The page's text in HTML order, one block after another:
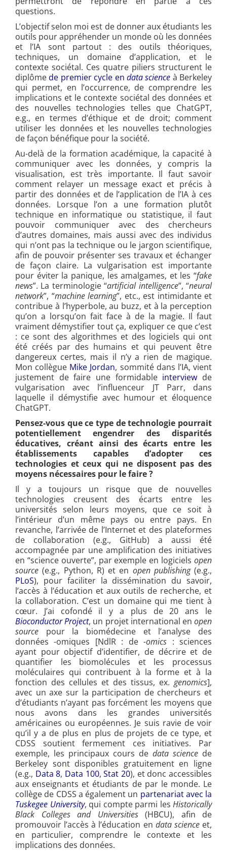
questions.
L’objectif selon moi est de donner aux étudiants les
outils pour appréhender un monde où les données
et l’IA sont partout : des outils théoriques,
techniques, un domaine d’application, et le
contexte sociétal. Ces quatre piliers structurent le
diplômede premier cycle en data science à Berkeley
qui permet, en l’occurrence, de comprendre les
implications et le contexte sociétal des données et
des nouvelles technologies telles que ChatGPT,
e.g., en termes d’éthique et de droit; comment
utiliser les données et les nouvelles technologies
de façon bénéfique pour la société.
Au-delà de la formation académique, la capacité à
communiquer avec les données, y compris la
visualisation, est très importante. Il faut savoir
comment relayer un message exact et précis à
partir des données et de l’application de l’IA à ces
données. Lorsque l’on a une formation plutôt
technique en informatique ou statistique, il faut
pouvoir communiquer avec des chercheurs
d’autres domaines, mais aussi avec des individus
qui n’ont pas la technique ou le jargon scientifique,
afin de pouvoir présenter ses travaux et échanger
de façon claire. La vulgarisation est importante
pour éviter la panique, les amalgames, et les “fake
news”. La terminologie “artificial intelligence”, “neural
network”, “machine learning”, etc., est intimidante et
contribue à l’hyperbole, au buzz, et à la perception
qu’on a lorsqu’on fait face à de la magie. Il faut
vraiment démystifier tout ça, expliquer ce que c’est
: ce sont des algorithmes et des logiciels qui ont
été créés par des humains et qui peuvent être
dangereux certes, mais il n’y a rien de magique.
Mon collègue Mike Jordan, sommité dans l’IA, vient
justement de faire une formidable interview de
vulgarisation avec l’influenceur JT Parr, dans
laquelle il démystifie avec humour et éloquence
ChatGPT.
Pensez-vous que ce type de technologie pourrait
potentiellement engendrer des disparités
éducatives, créant ainsi des écarts entre les
établissements capables d’adopter ces
technologies et ceux qui ne disposent pas des
moyens nécessaires pour le faire ?
Il y a toujours un risque que de nouvelles
technologies creusent des écarts entre les
universités selon leurs moyens, que ce soit à
l’intérieur d’un même pays ou entre pays. En
revanche, l’arrivée de l’Internet et des plateformes
de collaboration (e.g., GitHub) a aussi été
accompagnée par une amplification des initiatives
en “science ouverte”, par exemple en logiciels open
source (e.g., Python, R) et en open publishing(e.g.,
PLoS), pour faciliter la dissémination du savoir,
l’accès à l’éducation et aux outils de recherche, et
la collaboration. C’est un domaine qui me tient à
cœur. J’ai cofondé il y a plus de 20 ans le
Bioconductor Project, un projet international enopen
source pour la biomédecine et l’analyse des
données -omiques [NdlR : de-omics : sciences
ayant pour objectif d’identifier, de décrire et de
quantifier les biomolécules et les processus
moléculaires qui contribuent à la forme et à la
fonction des cellules et des tissus, ex. genomics],
avec un axe sur la participation de chercheurs et
d’étudiants n’ayant pas forcément les moyens que
nous avons dans les grandes universités
américaines ou européennes. Je suis ravie de voir
qu’il y a de plus en plus de projets de ce type, et
CDSS soutient fermement ces initiatives. Par
exemple, les principaux cours de data science de
Berkeley sont disponibles gratuitement en ligne
(e.g., Data 8, Data 100,Stat 20), et donc accessibles
aux enseignants et étudiants de par le monde. Le
collège de CDSS a également un partenariat avec la
Tuskegee University, qui compte parmi les Historically
Black Colleges and Universities (HBCU), afin de
promouvoir l’accès à l’éducation en data scienceet,
en particulier, comprendre le contexte et les
implications des données.